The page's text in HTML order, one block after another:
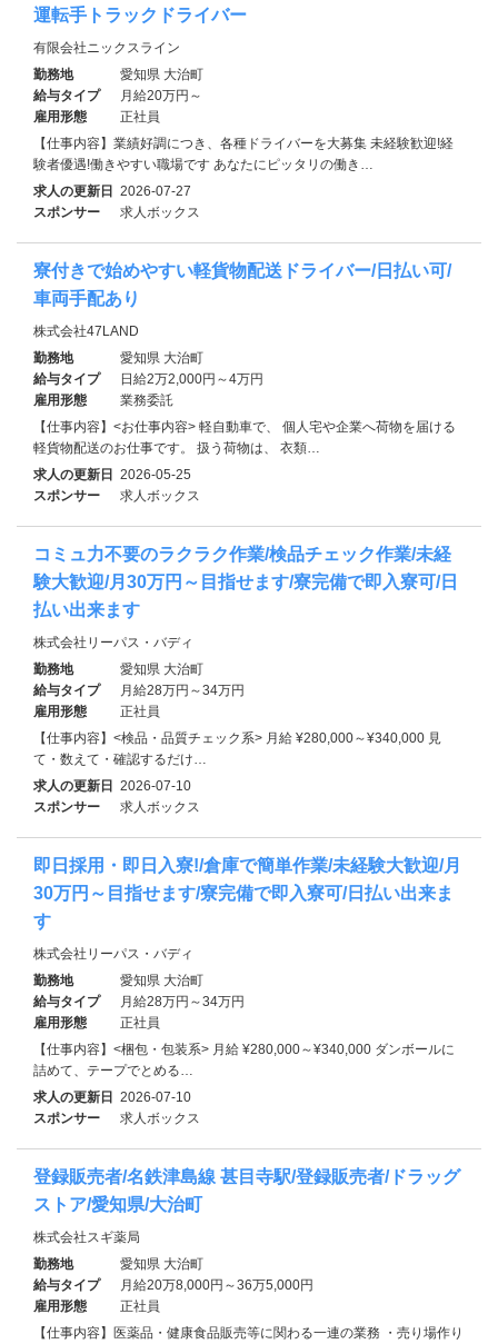
運転手トラックドライバー
有限会社ニックスライン
勤務地
愛知県 大治町
給与タイプ
月給20万円～
雇用形態
正社員
【仕事内容】業績好調につき、各種ドライバーを大募集 未経験歓迎!経
験者優遇!働きやすい職場です あなたにピッタリの働き…
求人の更新日 2026-07-27
スポンサー
求人ボックス
寮付きで始めやすい軽貨物配送ドライバー/日払い可/
車両手配あり
株式会社47LAND
勤務地
愛知県 大治町
給与タイプ
日給2万2,000円～4万円
雇用形態
業務委託
【仕事内容】<お仕事内容> 軽自動車で、 個人宅や企業へ荷物を届ける
軽貨物配送のお仕事です。 扱う荷物は、 衣類…
求人の更新日 2026-05-25
スポンサー
求人ボックス
コミュ力不要のラクラク作業/検品チェック作業/未経
験大歓迎/月30万円～目指せます/寮完備で即入寮可/日
払い出来ます
株式会社リーパス・バディ
勤務地
愛知県 大治町
給与タイプ
月給28万円～34万円
雇用形態
正社員
【仕事内容】<検品・品質チェック系> 月給 ¥280,000～¥340,000 見
て・数えて・確認するだけ…
求人の更新日 2026-07-10
スポンサー
求人ボックス
即日採用・即日入寮!/倉庫で簡単作業/未経験大歓迎/月
30万円～目指せます/寮完備で即入寮可/日払い出来ま
す
株式会社リーパス・バディ
勤務地
愛知県 大治町
給与タイプ
月給28万円～34万円
雇用形態
正社員
【仕事内容】<梱包・包装系> 月給 ¥280,000～¥340,000 ダンボールに
詰めて、テープでとめる…
求人の更新日 2026-07-10
スポンサー
求人ボックス
登録販売者/名鉄津島線 甚目寺駅/登録販売者/ドラッグ
ストア/愛知県/大治町
株式会社スギ薬局
勤務地
愛知県 大治町
給与タイプ
月給20万8,000円～36万5,000円
雇用形態
正社員
【仕事内容】医薬品・健康食品販売等に関わる一連の業務 ・売り場作り